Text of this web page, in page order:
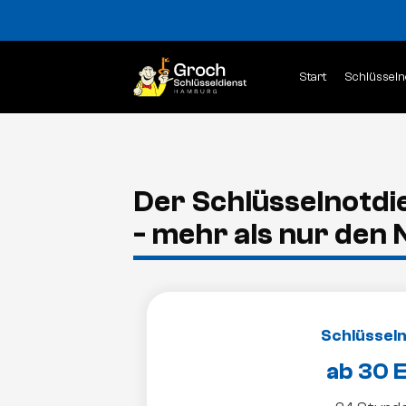
Start
Der
- mehr als nur den
ab 30